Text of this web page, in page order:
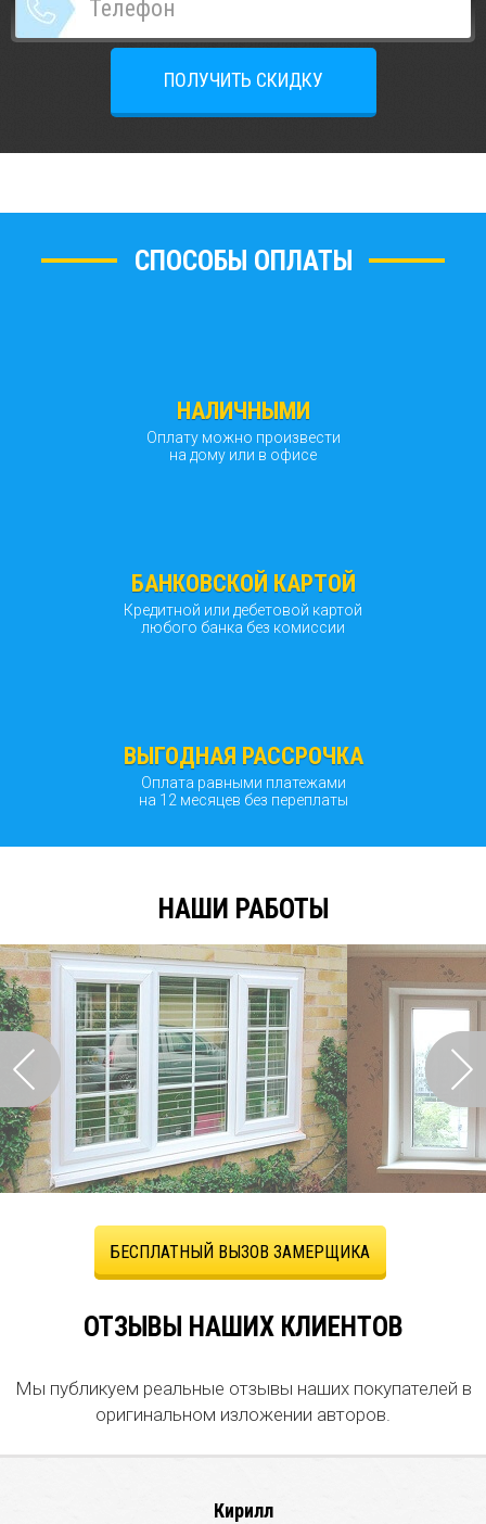
ПОЛУЧИТЬ СКИДКУ
СПОСОБЫ ОПЛАТЫ
НАЛИЧНЫМИ
Оплату можно произвести
на дому или в офисе
БАНКОВСКОЙ КАРТОЙ
Кредитной или дебетовой картой
любого банка без комиссии
ВЫГОДНАЯ РАССРОЧКА
Оплата равными платежами
на 12 месяцев без переплаты
НАШИ РАБОТЫ
БЕСПЛАТНЫЙ ВЫЗОВ ЗАМЕРЩИКА
ОТЗЫВЫ НАШИХ КЛИЕНТОВ
Мы публикуем реальные отзывы наших покупателей в
оригинальном изложении авторов.
Кирилл